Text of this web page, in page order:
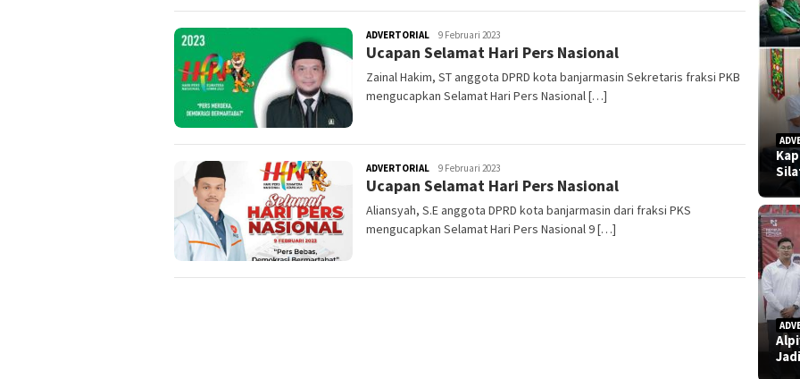
ADVERTORIAL admin
9 Februari 2023
Ucapan Selamat Hari Pers Nasional
Zainal Hakim, ST anggota DPRD kota banjarmasin Sekretaris fraksi PKB
mengucapkan Selamat Hari Pers Nasional […]
ADVERTORIAL admin
9 Februari 2023
Ucapan Selamat Hari Pers Nasional
Aliansyah, S.E anggota DPRD kota banjarmasin dari fraksi PKS
mengucapkan Selamat Hari Pers Nasional 9 […]